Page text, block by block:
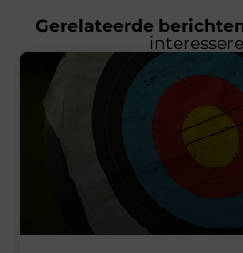
Gerelateerde